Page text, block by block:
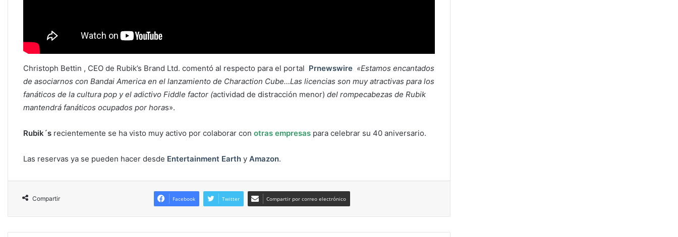
Christoph Bettin , CEO de Rubik’s Brand Ltd. comentó al respecto para el portal Prnewswire «Estamos encantados
de asociarnos con Bandai America en el lanzamiento de Charaction Cube…Las licencias son muy atractivas para los
fanáticos de la cultura pop y el adictivo Fiddle factor (actividad de distracción menor) del rompecabezas de Rubik
mantendrá fanáticos ocupados por horas».
Rubik´s recientemente se ha visto muy activo por colaborar con otras empresas para celebrar su 40 aniversario.
Las reservas ya se pueden hacer desde Entertainment Earth y Amazon.
Compartir Facebook Twitter Compartir por correo electrónico